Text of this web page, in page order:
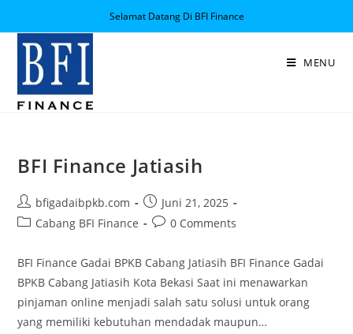
Selamat Datang Di BFI Finance
MENU
BFI Finance Jatiasih
bfigadaibpkb.com
Juni 21, 2025
Cabang BFI Finance
0 Comments
BFI Finance Gadai BPKB Cabang Jatiasih BFI Finance Gadai
BPKB Cabang Jatiasih Kota Bekasi Saat ini menawarkan
pinjaman online menjadi salah satu solusi untuk orang
yang memiliki kebutuhan mendadak maupun…